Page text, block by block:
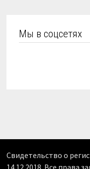
Мы в соцсетях
Свидетельство о
14.12.2018. Все права